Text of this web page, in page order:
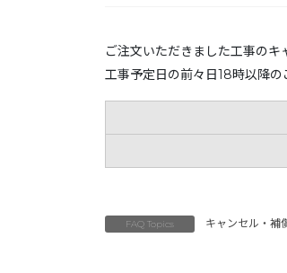
ご注文いただきました工事のキ
工事予定日の前々日18時以降の
FAQ Topics キャンセル・補